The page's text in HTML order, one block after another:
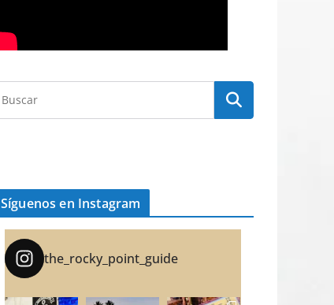
Síguenos en Instagram
the_rocky_point_guide